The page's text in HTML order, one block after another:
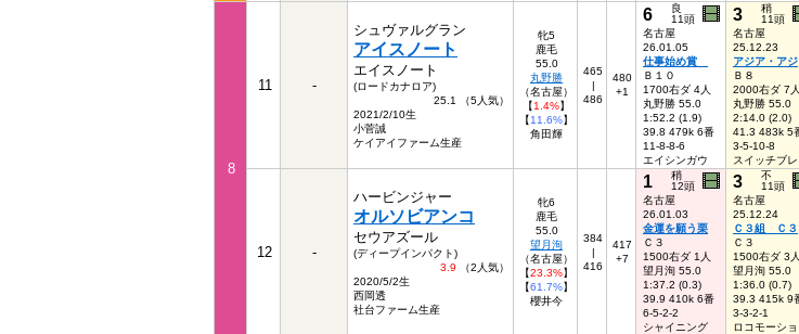
8
11 -
シュヴァルグラン
アイスノート
エイスノート
(ロードカナロア)
25.1 （5人気）
2021/2/10生
小菅誠
ケイアイファーム生産
牝5
鹿毛
55.0
丸野勝
（名古屋）
【1.4%】
【11.6%】
角田輝
465
|
486
480
+1
6
良
11頭
名古屋
26.01.05
仕事始め賞
Ｂ１０
1700右ダ 4人
丸野勝 55.0
1:52.2 (1.9)
39.8 479k 6番
11-8-8-6
エイシンガウ
3
稍
11頭
名古屋
25.12.23
アジア・アジ
Ｂ８
2000右ダ 7人
丸野勝 55.0
2:14.0 (2.0)
41.3 483k 5
3-5-10-8
スイッチブレ
12 -
ハービンジャー
オルソビアンコ
セウアズール
(ディープインパクト)
3.9 （2人気）
2020/5/2生
西岡透
社台ファーム生産
牝6
鹿毛
55.0
望月洵
（名古屋）
【23.3%】
【61.7%】
櫻井今
384
|
416
417
+7
1
稍
12頭
名古屋
26.01.03
金運を願う栗
Ｃ３
1500右ダ 1人
望月洵 55.0
1:37.2 (0.3)
39.9 410k 6番
6-5-2-2
シャイニング
3
不
11頭
名古屋
25.12.24
Ｃ３組 Ｃ３
Ｃ３
1500右ダ 3人
望月洵 55.0
1:36.0 (0.7)
39.3 415k 9
3-3-2-1
ロコモーショ